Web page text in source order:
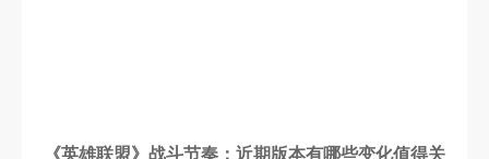
《英雄联盟》战斗节奏：近期版本有哪些变化值得关